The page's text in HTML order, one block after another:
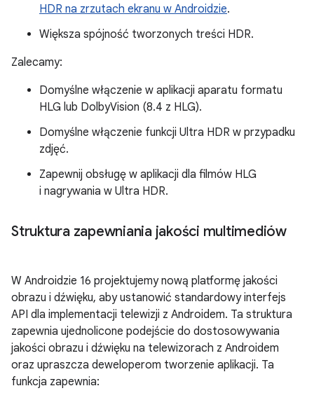
HDR na zrzutach ekranu w Androidzie.
Większa spójność tworzonych treści HDR.
Zalecamy:
Domyślne włączenie w aplikacji aparatu formatu
HLG lub DolbyVision (8.4 z HLG).
Domyślne włączenie funkcji Ultra HDR w przypadku
zdjęć.
Zapewnij obsługę w aplikacji dla filmów HLG
i nagrywania w Ultra HDR.
Struktura zapewniania jakości multimediów
W Androidzie 16 projektujemy nową platformę jakości
obrazu i dźwięku, aby ustanowić standardowy interfejs
API dla implementacji telewizji z Androidem. Ta struktura
zapewnia ujednolicone podejście do dostosowywania
jakości obrazu i dźwięku na telewizorach z Androidem
oraz upraszcza deweloperom tworzenie aplikacji. Ta
funkcja zapewnia: